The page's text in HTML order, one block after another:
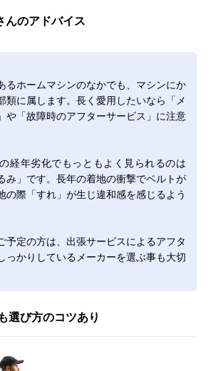
んのアドバイス
るホームマシンのなかでも、マシンにか
類に属します。長く愛用したいなら「メ
や「故障時のアフターサービス」に注意
経年劣化でもっともよく見られるのは
み」です。長年の着地の衝撃でベルトが
の際「すれ」が生じ違和感を感じるよう
予定の方は、出張サービスによるアフタ
っかりしているメーカーを選ぶ事も大切
選び方のコツあり